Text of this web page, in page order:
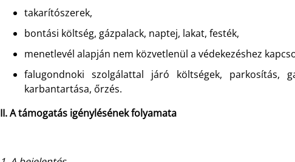
takarítószerek,
bontási költség, gázpalack, naptej, lakat, festék,
menetlevél alapján nem közvetlenül a védekezéshez
falugondnoki szolgálattal járó költségek, parkosítás,
karbantartása, őrzés.
II. A támogatás igénylésének folyamata